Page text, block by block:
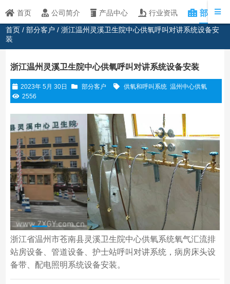
首页 公司简介 产品中心 行业资讯 部分客
首页 /部分客户 / 浙江温州灵溪卫生院中心供氧呼叫对讲系统设备安
装
浙江温州灵溪卫生院中心供氧呼叫对讲系统设备安装
2023年 5月 30日 部分客户 供氧和呼叫系统 温州中心供氧
2556
浙江省温州市苍南县灵溪卫生院中心供氧系统氧气汇流排
站房设备、管道设备、护士站呼叫对讲系统，病房床头设
备带、配电照明系统设备安装。